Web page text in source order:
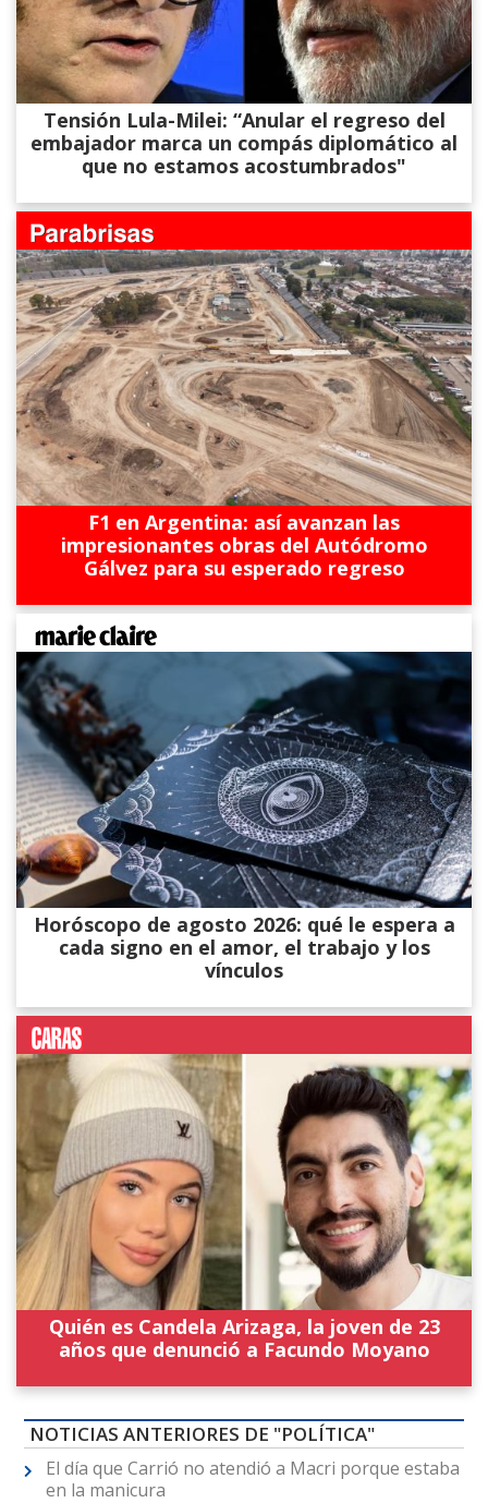
Tensión Lula-Milei: “Anular el regreso del
embajador marca un compás diplomático al
que no estamos acostumbrados"
F1 en Argentina: así avanzan las
impresionantes obras del Autódromo
Gálvez para su esperado regreso
Horóscopo de agosto 2026: qué le espera a
cada signo en el amor, el trabajo y los
vínculos
Quién es Candela Arizaga, la joven de 23
años que denunció a Facundo Moyano
NOTICIAS ANTERIORES DE "POLÍTICA"
El día que Carrió no atendió a Macri porque estaba
en la manicura